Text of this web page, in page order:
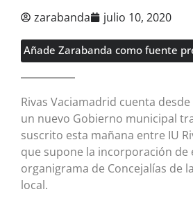
zarabanda julio 10, 2020
Añade Zarabanda como fuente
Rivas Vaciamadrid cuenta
un nuevo Gobierno municipal
suscrito esta mañana entre IU
que supone la incorporación de
organigrama de Concejalías de
local.